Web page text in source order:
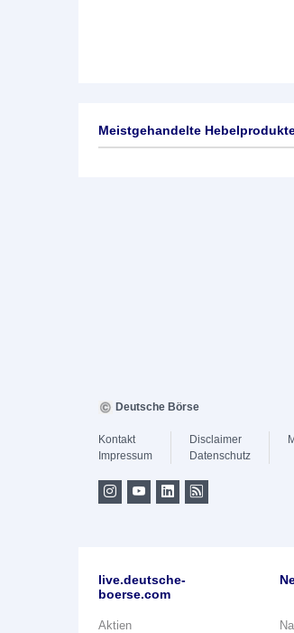
Meistgehandelte
Deutsche Börse
Kontakt
Impressum
Disclaimer
Datenschutz
live.deutsche-
boerse.com
Aktien